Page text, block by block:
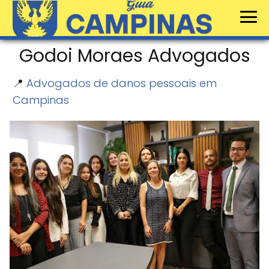
Godoi Moraes Advogados
📍 Advogados de danos pessoais em
Campinas